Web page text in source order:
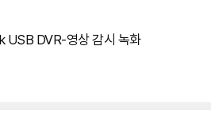
USB DVR-영상 감시 녹화